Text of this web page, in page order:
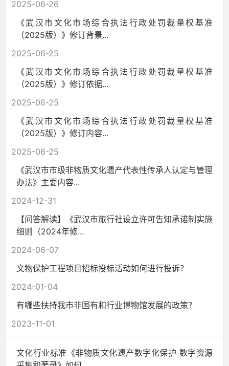
2025-06-26
《武汉市文化市场综合执法行政处罚裁量权基准
（2025版）》修订背景...
2025-06-25
《武汉市文化市场综合执法行政处罚裁量权基准
（2025版）》修订依据...
2025-06-25
《武汉市文化市场综合执法行政处罚裁量权基准
（2025版）》修订内容...
2025-06-25
《武汉市市级非物质文化遗产代表性传承人认定与管理
办法》主要内容...
2024-12-31
【问答解读】《武汉市旅行社设立许可告知承诺制实施
细则（2024年修...
2024-06-07
文物保护工程项目招标投标活动如何进行投诉？
2024-01-04
有哪些扶持我市非国有和行业博物馆发展的政策？
2023-11-01
文化行业标准《非物质文化遗产数字化保护 数字资源